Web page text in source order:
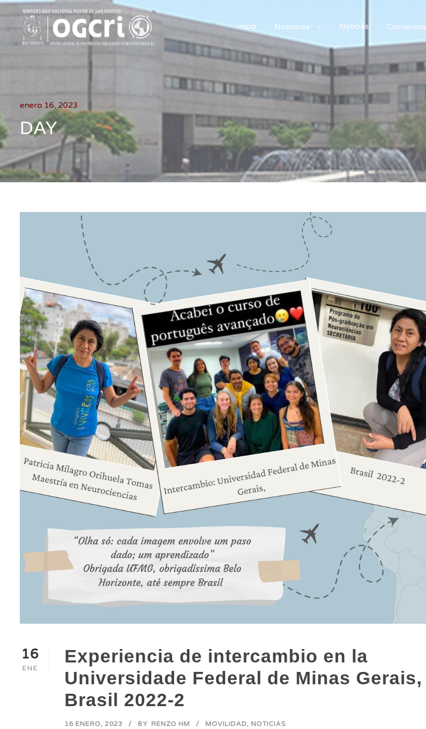
Inicio Nosotros Noticias Convenios
enero 16, 2023
DAY
16
ENE
Experiencia de intercambio en la
Universidade Federal de Minas Gerais,
Brasil 2022-2
16 ENERO, 2023 BY RENZO HM MOVILIDAD, NOTICIAS